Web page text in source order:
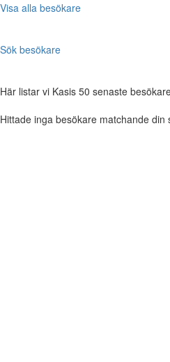
Visa alla besökare
Sök besökare
Här listar vi Kasis 50 senaste
Hittade inga besökare matchande din